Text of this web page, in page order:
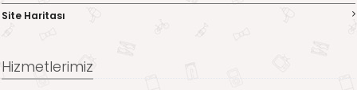
Site Haritası
Hizmetlerimiz